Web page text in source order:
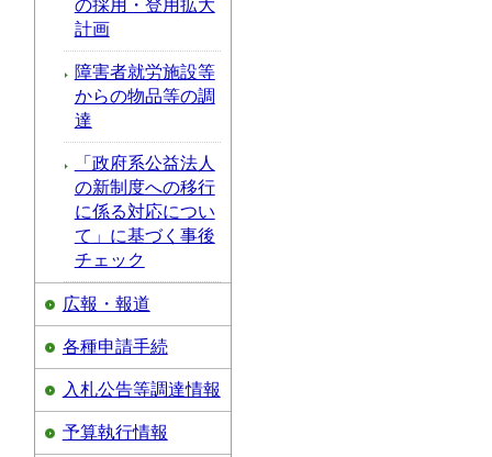
の採用・登用拡大
計画
障害者就労施設等
からの物品等の調
達
「政府系公益法人
の新制度への移行
に係る対応につい
て」に基づく事後
チェック
広報・報道
各種申請手続
入札公告等調達情報
予算執行情報